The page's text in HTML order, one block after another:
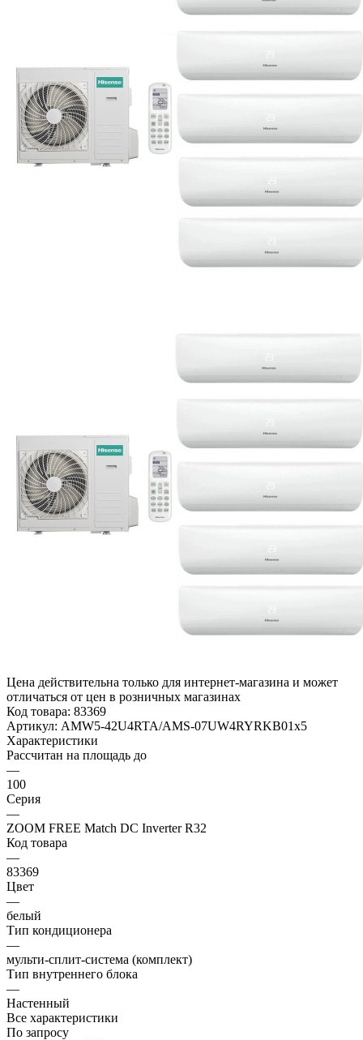
Цена действительна только для интернет-магазина и может
отличаться от цен в розничных магазинах
Код товара: 83369
Артикул: AMW5-42U4RTA/AMS-07UW4RYRKB01x5
Характеристики
Рассчитан на площадь до
—
100
Серия
—
ZOOM FREE Match DC Inverter R32
Код товара
—
83369
Цвет
—
белый
Тип кондиционера
—
мульти-сплит-система (комплект)
Тип внутреннего блока
—
Настенный
Все характеристики
По запросу